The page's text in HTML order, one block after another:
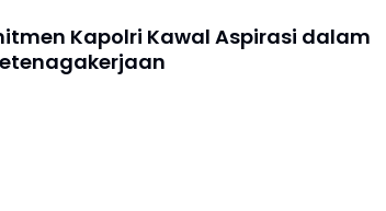
Kapolri Kawal Aspirasi dalam